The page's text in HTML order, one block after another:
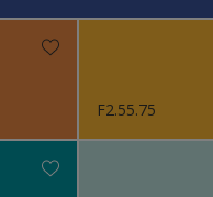
F2.55.75